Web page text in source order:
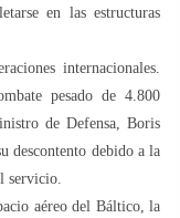
en las estructuras
internacionales.
pesado de 4.800
de Defensa, Boris
descontento debido a la
servicio.
aéreo del Báltico, la